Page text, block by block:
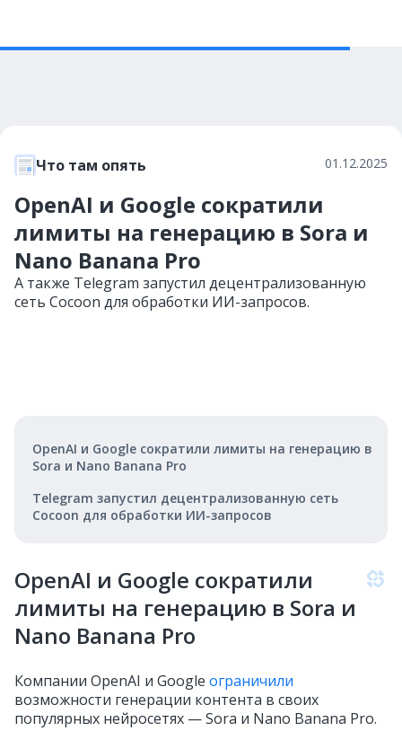
Что там опять 01.12.2025
OpenAI и Google сократили
лимиты на генерацию в Sora и
Nano Banana Pro
А также Telegram запустил децентрализованную
сеть Cocoon для обработки ИИ-запросов.
OpenAI и Google сократили лимиты на генерацию в
Sora и Nano Banana Pro
Telegram запустил децентрализованную сеть
Cocoon для обработки ИИ-запросов
OpenAI и Google сократили
лимиты на генерацию в Sora и
Nano Banana Pro
Компании OpenAI и Google ограничили
возможности генерации контента в своих
популярных нейросетях — Sora и Nano Banana Pro.